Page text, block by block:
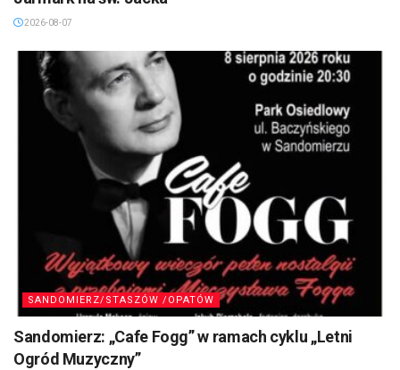
2026-08-07
SANDOMIERZ/STASZÓW /OPATÓW
Sandomierz: „Cafe Fogg” w ramach cyklu „Letni
Ogród Muzyczny”